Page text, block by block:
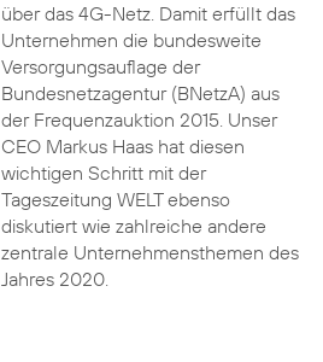
über das 4G-Netz. Damit erfüllt das
Unternehmen die bundesweite
Versorgungsauflage der
Bundesnetzagentur (BNetzA) aus
der Frequenzauktion 2015. Unser
CEO Markus Haas hat diesen
wichtigen Schritt mit der
Tageszeitung WELT ebenso
diskutiert wie zahlreiche andere
zentrale Unternehmensthemen des
Jahres 2020.